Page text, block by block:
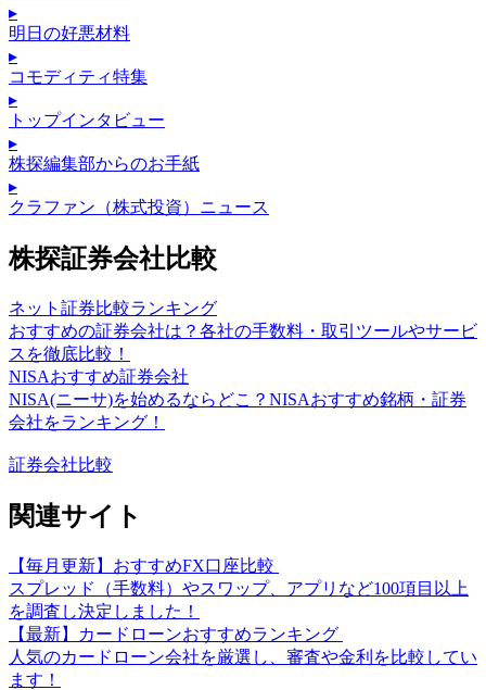
▸
明日の好悪材料
▸
コモディティ特集
▸
トップインタビュー
▸
株探編集部からのお手紙
▸
クラファン（株式投資）ニュース
株探証券会社比較
ネット証券比較ランキング
おすすめの証券会社は？各社の手数料・取引ツールやサービ
スを徹底比較！
NISAおすすめ証券会社
NISA(ニーサ)を始めるならどこ？NISAおすすめ銘柄・証券
会社をランキング！
証券会社比較
関連サイト
【毎月更新】おすすめFX口座比較
スプレッド（手数料）やスワップ、アプリなど100項目以上
を調査し決定しました！
【最新】カードローンおすすめランキング
人気のカードローン会社を厳選し、審査や金利を比較してい
ます！